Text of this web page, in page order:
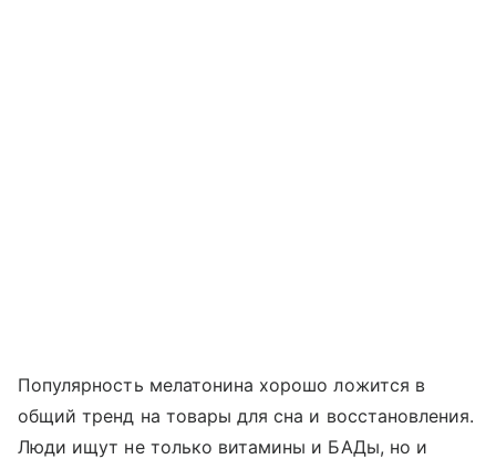
Популярность мелатонина хорошо ложится в
общий тренд на товары для сна и восстановления.
Люди ищут не только витамины и БАДы, но и